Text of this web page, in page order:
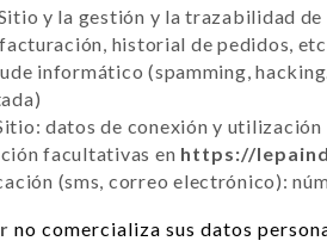
y la gestión y la trazabilidad
historial de pedidos, etc.
informático (spamming,
datos de conexión y utilización
facultativas en https://
(sms, correo electrónico):
no comercializa sus datos